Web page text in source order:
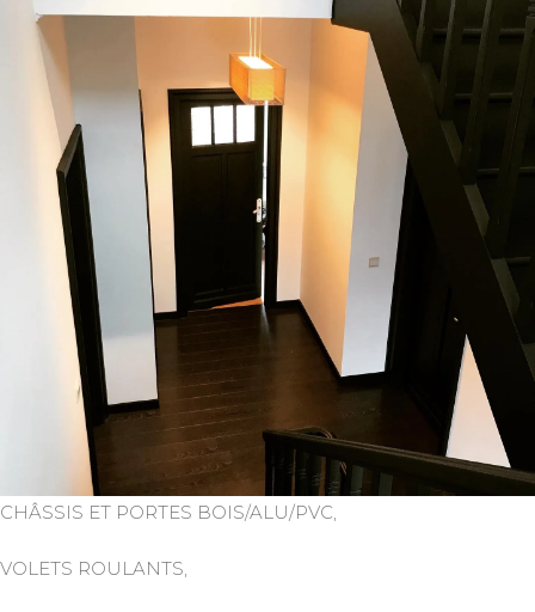
CHÂSSIS ET PORTES BOIS/ALU/PVC,
VOLETS ROULANTS,